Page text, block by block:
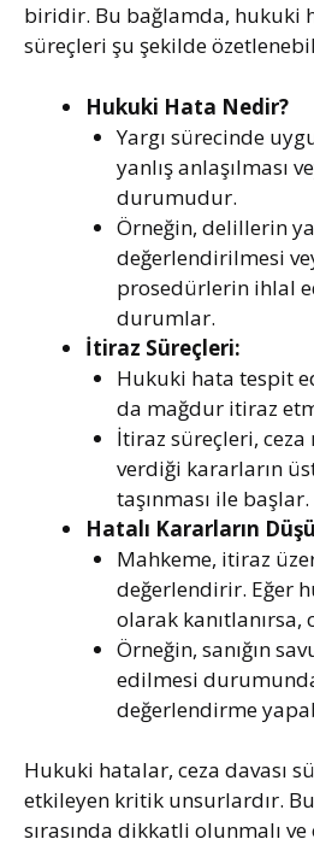
biridir. Bu bağlamda, hukuki
süreçleri şu şekilde
Hukuki Hata Nedir?
Yargı sürecinde
yanlış anlaşılması
durumudur.
Örneğin, delillerin
değerlendirilmesi
prosedürlerin ihlal
durumlar.
İtiraz Süreçleri:
Hukuki hata tespit
da mağdur itiraz
İtiraz süreçleri,
verdiği kararların
taşınması ile başlar.
Hatalı Kararların
Mahkeme, itiraz
değerlendirir. Eğer
olarak kanıtlanırsa,
Örneğin, sanığın
edilmesi
değerlendirme
Hukuki hatalar, ceza davası
etkileyen kritik unsurlardır.
sırasında dikkatli olunmalı